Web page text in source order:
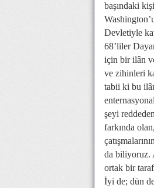
başındaki
Devletiyle
68’liler
için bir ilân
ve zihinleri
tabii ki bu
şeyi
farkında
da biliyoruz.
ortak bir
İyi de; dün